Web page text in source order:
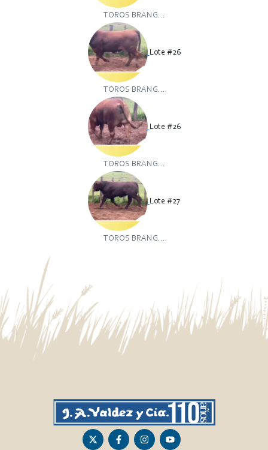
TOROS BRANG...
Lote #26
TOROS BRANG...
Lote #26
TOROS BRANG...
Lote #27
TOROS BRANG...